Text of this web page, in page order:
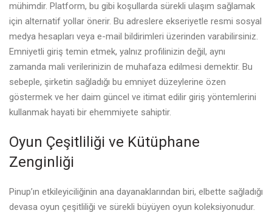
mühimdir. Platform, bu gibi koşullarda sürekli ulaşım sağlamak
için alternatif yollar önerir. Bu adreslere ekseriyetle resmi sosyal
medya hesapları veya e-mail bildirimleri üzerinden varabilirsiniz.
Emniyetli giriş temin etmek, yalnız profilinizin değil, aynı
zamanda mali verilerinizin de muhafaza edilmesi demektir. Bu
sebeple, şirketin sağladığı bu emniyet düzeylerine özen
göstermek ve her daim güncel ve itimat edilir giriş yöntemlerini
kullanmak hayati bir ehemmiyete sahiptir.
Oyun Çeşitliliği ve Kütüphane
Zenginliği
Pinup’ın etkileyiciliğinin ana dayanaklarından biri, elbette sağladığı
devasa oyun çeşitliliği ve sürekli büyüyen oyun koleksiyonudur.